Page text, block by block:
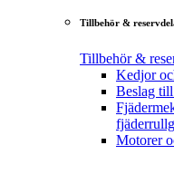
Tillbehör &
Tillbehör &
Kedjor
Beslag
Motorer